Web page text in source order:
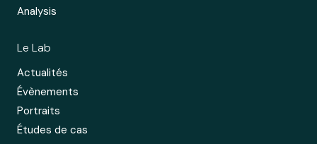
Analysis
Le Lab
Actualités
Évènements
Portraits
Études de cas